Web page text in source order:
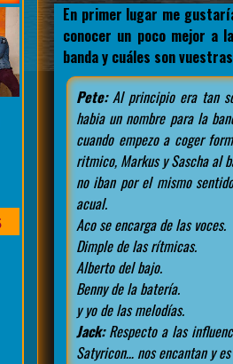
En primer lugar me
conocer un poco mejor a
banda y cuáles son
Pete:Al principio era tan
habia un nombre para la
cuando empezo a coger
ritmico, Markus y Sascha al
no iban por el mismo
acual.
Aco se encarga de las voces.
Dimple de las rítmicas.
Alberto del bajo.
Benny de la batería.
y yo de las melodías.
Jack:Respecto a las
Satyricon… nos encantan y